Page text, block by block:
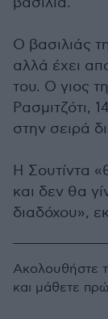
Ο βασιλιάς
αλλά έχει
του. Ο γιος
Ρασμιτζότι,
στην σειρά
Η Σουτίντα
και δεν θα
διαδόχου»,
Ακολουθήστε
και μάθετε